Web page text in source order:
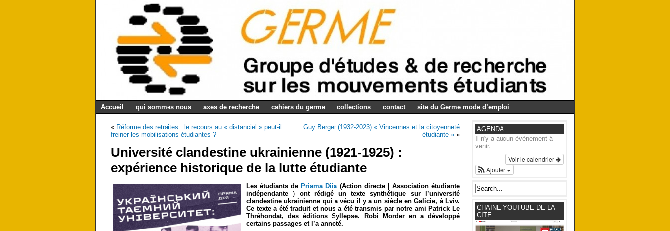
Accueil qui sommes nous axes de recherche cahiers du germe collections contact site du Germe mode d’emploi
« Réforme des retraites : le recours au « distanciel » peut-il
freiner les mobilisations étudiantes ?
Guy Berger (1932-2023) « Vincennes et la citoyenneté
étudiante » »
Université clandestine ukrainienne (1921-1925) :
expérience historique de la lutte étudiante
Les étudiants de Priama Diia(Action directe | Association étudiante
indépendante ) ont rédigé un texte synthétique sur l’université
clandestine ukrainienne qui a vécu il y a un siècle en Galicie, à Lviv.
Ce texte a été traduit et nous a été transmis par notre ami Patrick Le
Thréhondat, des éditions Syllepse. Robi Morder en a développé
certains passages et l’a annoté.
AGENDA
Il n'y a aucun événement à
venir.
Voir le calendrier
Ajouter
CHAINE YOUTUBE DE LA
CITE